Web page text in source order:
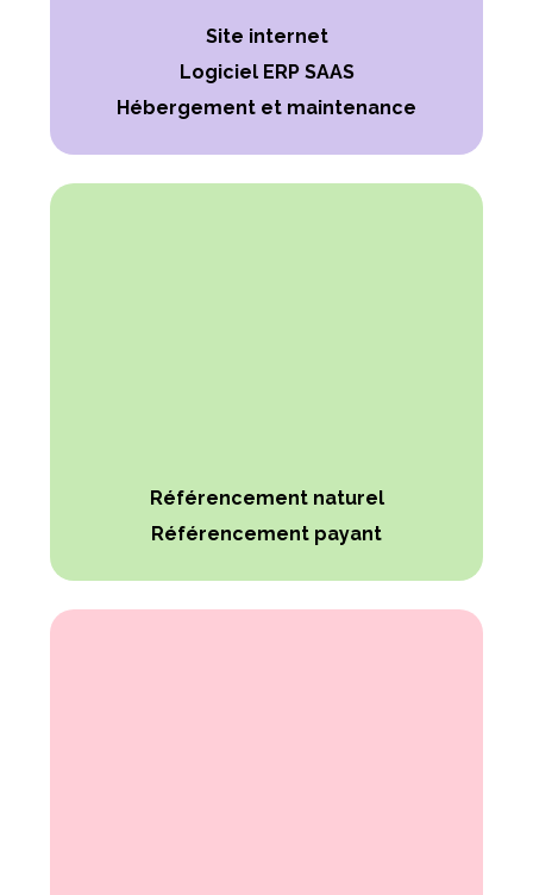
Site internet
Logiciel ERP SAAS
Hébergement et maintenance
Référencement naturel
Référencement payant